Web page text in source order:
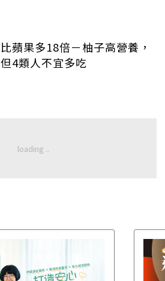
比蘋果多18倍－柚子高營養，
但4類人不宜多吃